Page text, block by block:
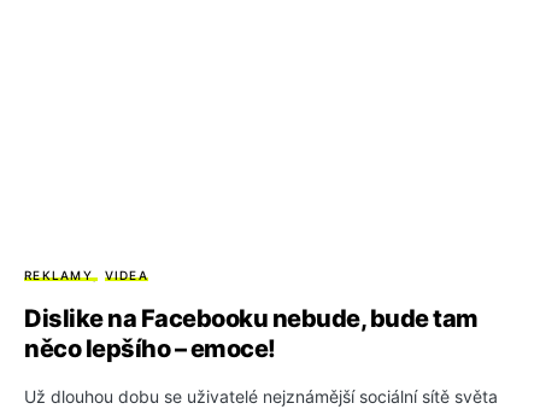
REKLAMY VIDEA
Dislike na Facebooku nebude, bude tam
něco lepšího – emoce!
Už dlouhou dobu se uživatelé nejznámější sociální sítě světa